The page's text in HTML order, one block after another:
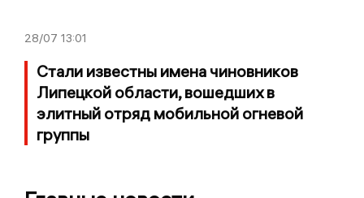
28/07 13:01
Стали известны имена чиновников
Липецкой области, вошедших в
элитный отряд мобильной огневой
группы